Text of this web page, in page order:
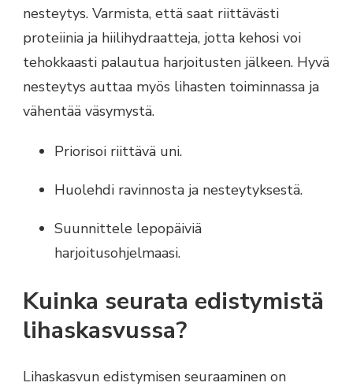
nesteytys. Varmista, että saat riittävästi
proteiinia ja hiilihydraatteja, jotta kehosi voi
tehokkaasti palautua harjoitusten jälkeen. Hyvä
nesteytys auttaa myös lihasten toiminnassa ja
vähentää väsymystä.
Priorisoi riittävä uni.
Huolehdi ravinnosta ja nesteytyksestä.
Suunnittele lepopäiviä
harjoitusohjelmaasi.
Kuinka seurata edistymistä
lihaskasvussa?
Lihaskasvun edistymisen seuraaminen on